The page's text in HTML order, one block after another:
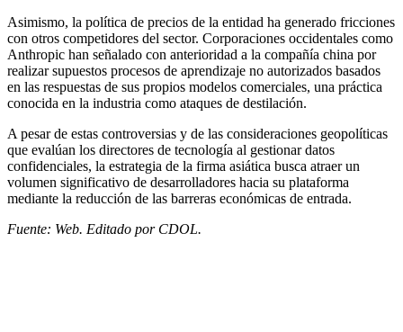
Asimismo, la política de precios de la entidad ha generado fricciones
con otros competidores del sector. Corporaciones occidentales como
Anthropic han señalado con anterioridad a la compañía china por
realizar supuestos procesos de aprendizaje no autorizados basados
en las respuestas de sus propios modelos comerciales, una práctica
conocida en la industria como ataques de destilación.
A pesar de estas controversias y de las consideraciones geopolíticas
que evalúan los directores de tecnología al gestionar datos
confidenciales, la estrategia de la firma asiática busca atraer un
volumen significativo de desarrolladores hacia su plataforma
mediante la reducción de las barreras económicas de entrada.
Fuente: Web. Editado por CDOL.